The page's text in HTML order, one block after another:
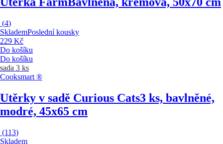
(4)
SklademPoslední kousky
229 Kč
Do košíku
Do košíku
sada 3 ks
Cooksmart ®
Utěrky v sadě Curious Cats3 ks, bavlněné,
modré, 45x65 cm
(113)
Skladem